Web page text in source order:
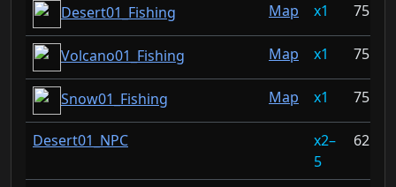
Desert01_Fishing Map 1
Volcano01_Fishing Map 1
Snow01_Fishing Map 1
Desert01_NPC
2–
5
62.5%